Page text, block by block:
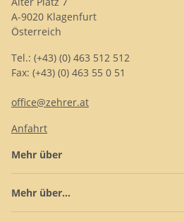
A-9020 Klagenfurt
Österreich
Tel.: (+43) (0) 463 512 512
Fax: (+43) (0) 463 55 0 51
office@zehrer.at
Anfahrt
Mehr über
Mehr über...